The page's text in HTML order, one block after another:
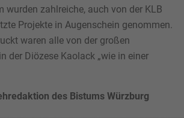
wurden zahlreiche, auch von der KLB
Projekte in Augenschein genommen.
waren alle von der großen
der Diözese Kaolack „wie in einer
des Bistums Würzburg